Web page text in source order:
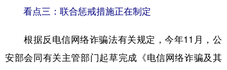
看点三：联合惩戒措施正在制定
根据反电信网络诈骗法有关规定，今年11月，公
安部会同有关主管部门起草完成《电信网络诈骗及其